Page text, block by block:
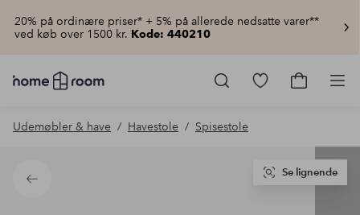
20% på ordinære priser* + 5% på allerede nedsatte varer**
ved køb over 1500 kr. Kode: 440210
Homeroom
–
hjemmet
pris
Gå
Gå
Udemøbler & have Havestole Spisestole
Tilbage
Se lignende